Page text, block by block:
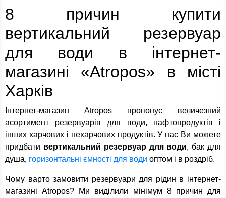
8 причин купити
вертикальний резервуар
для води в інтернет-
магазині «Atropos» в місті
Харків
Інтернет-магазин Atropos пропонує величезний
асортимент резервуарів для води, нафтопродуктів і
інших харчових і нехарчових продуктів. У нас Ви можете
придбати вертикальний резервуар для води, бак для
душа, горизонтальні ємності для води оптом і в роздріб.
Чому варто замовити резервуари для рідин в інтернет-
магазині Atropos? Ми виділили мінімум 8 причин для